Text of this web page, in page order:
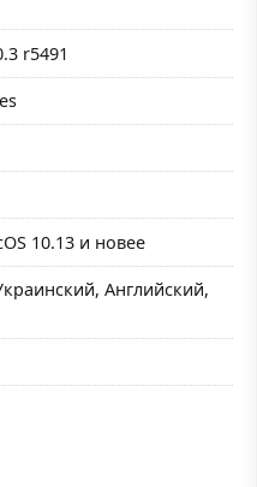
r5491
10.13 и новее
Английский,